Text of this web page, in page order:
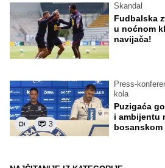
Skandal
Fudbalska
u noćnom
navijača!
3
Press-
kola
Puzigaća
i ambijentu